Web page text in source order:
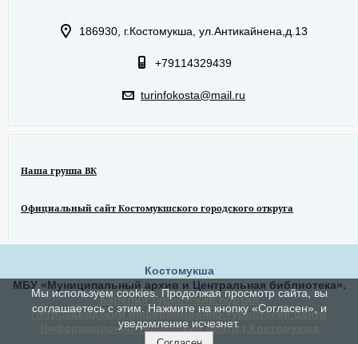
186930, г.Костомукша, ул.Антикайнена,д.13
+79114329439
turinfokosta@mail.ru
Наша группа ВК
Официальный сайт Костомукшского городского откруга
Костомукша
МБУ «Муниципальный архив и Центральная библиотека».
Карелия туристский портал
Петрозаводский информационно-туристский центр
Информационно-туристский центр,г.Костомукша
Мы используем cookies. Продолжая просмотр сайта, вы
соглашаетесь с этим. Нажмите на кнопку «Согласен», и
уведомление исчезнет.